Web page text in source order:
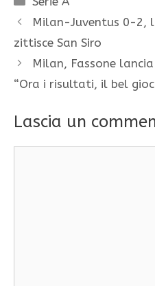
Milan-Juventus 0-2,
zittisce San Siro
Milan, Fassone
“Ora i risultati, il bel
Lascia un